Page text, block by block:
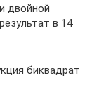
двойной
в 14
биквадрат